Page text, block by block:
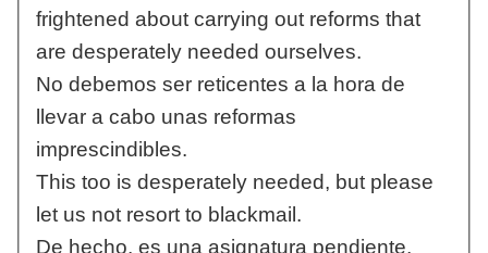
frightened about carrying out reforms that
are desperately needed ourselves.
No debemos ser reticentes a la hora de
llevar a cabo unas reformas
imprescindibles.
This too is desperately needed, but please
let us not resort to blackmail.
De hecho, es una asignatura pendiente,